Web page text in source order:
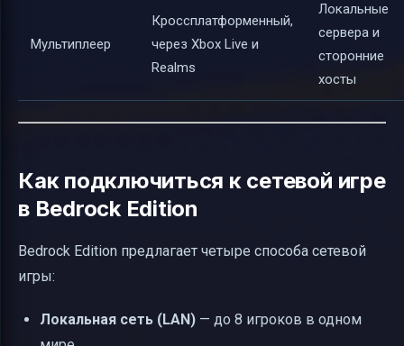
Мультиплеер
Кроссплатформенный,
через Xbox Live и
Realms
Локальные
сервера и
сторонние
хосты
Как подключиться к сетевой игре
в Bedrock Edition
Bedrock Edition предлагает четыре способа сетевой
игры:
Локальная сеть (LAN) — до 8 игроков в одном